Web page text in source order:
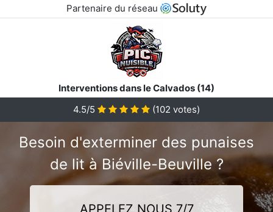
Partenaire du réseau
Interventions dans le Calvados (14)
4.5/5 (102 votes)
Besoin d'exterminer des punaises
de lit à Biéville-Beuville ?
APPELEZ NOUS 7/7